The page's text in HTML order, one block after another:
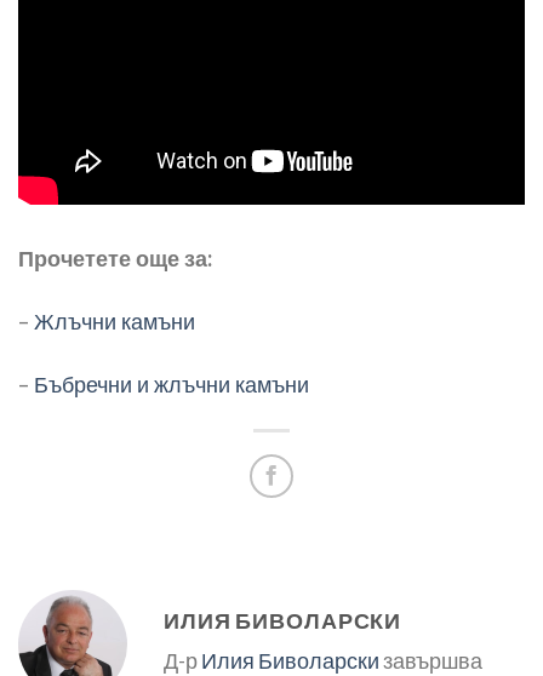
Прочетете още за:
– Жлъчни камъни
– Бъбречни и жлъчни камъни
ИЛИЯ БИВОЛАРСКИ
Д-рИлия Биволарскизавършва